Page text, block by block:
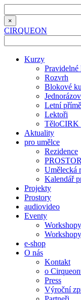
×
CIRQUEON
Kurzy
Pravidelné
Rozvrh
Blokové
Letní
Lektoři
TěloCIRK
Aktuality
pro umělce
Rezidence
Umělecká
Kalendář
Projekty
Prostory
audiovideo
Eventy
e-shop
O nás
Kontakt
o
Press
Výroční